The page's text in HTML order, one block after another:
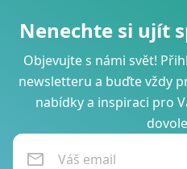
Nenechte si ujít
Objevujte s námi svět!
newsletteru a buďte vždy
nabídky a inspiraci pro